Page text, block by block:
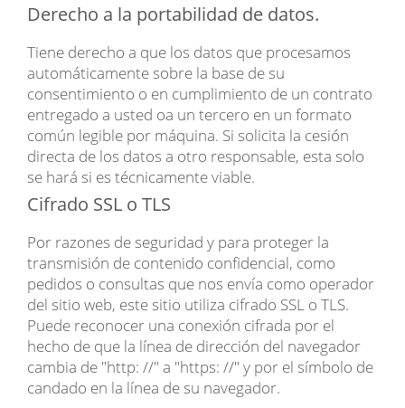
Derecho a la portabilidad de datos.
Tiene derecho a que los datos que procesamos
automáticamente sobre la base de su
consentimiento o en cumplimiento de un contrato
entregado a usted oa un tercero en un formato
común legible por máquina. Si solicita la cesión
directa de los datos a otro responsable, esta solo
se hará si es técnicamente viable.
Cifrado SSL o TLS
Por razones de seguridad y para proteger la
transmisión de contenido confidencial, como
pedidos o consultas que nos envía como operador
del sitio web, este sitio utiliza cifrado SSL o TLS.
Puede reconocer una conexión cifrada por el
hecho de que la línea de dirección del navegador
cambia de "http: //" a "https: //" y por el símbolo de
candado en la línea de su navegador.